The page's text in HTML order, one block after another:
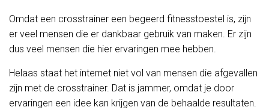
Omdat een crosstrainer een begeerd fitnesstoestel is, zijn
er veel mensen die er dankbaar gebruik van maken. Er zijn
dus veel mensen die hier ervaringen mee hebben.
Helaas staat het internet niet vol van mensen die afgevallen
zijn met de crosstrainer. Dat is jammer, omdat je door
ervaringen een idee kan krijgen van de behaalde resultaten.